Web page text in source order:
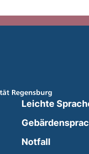
Leichte
Notfall